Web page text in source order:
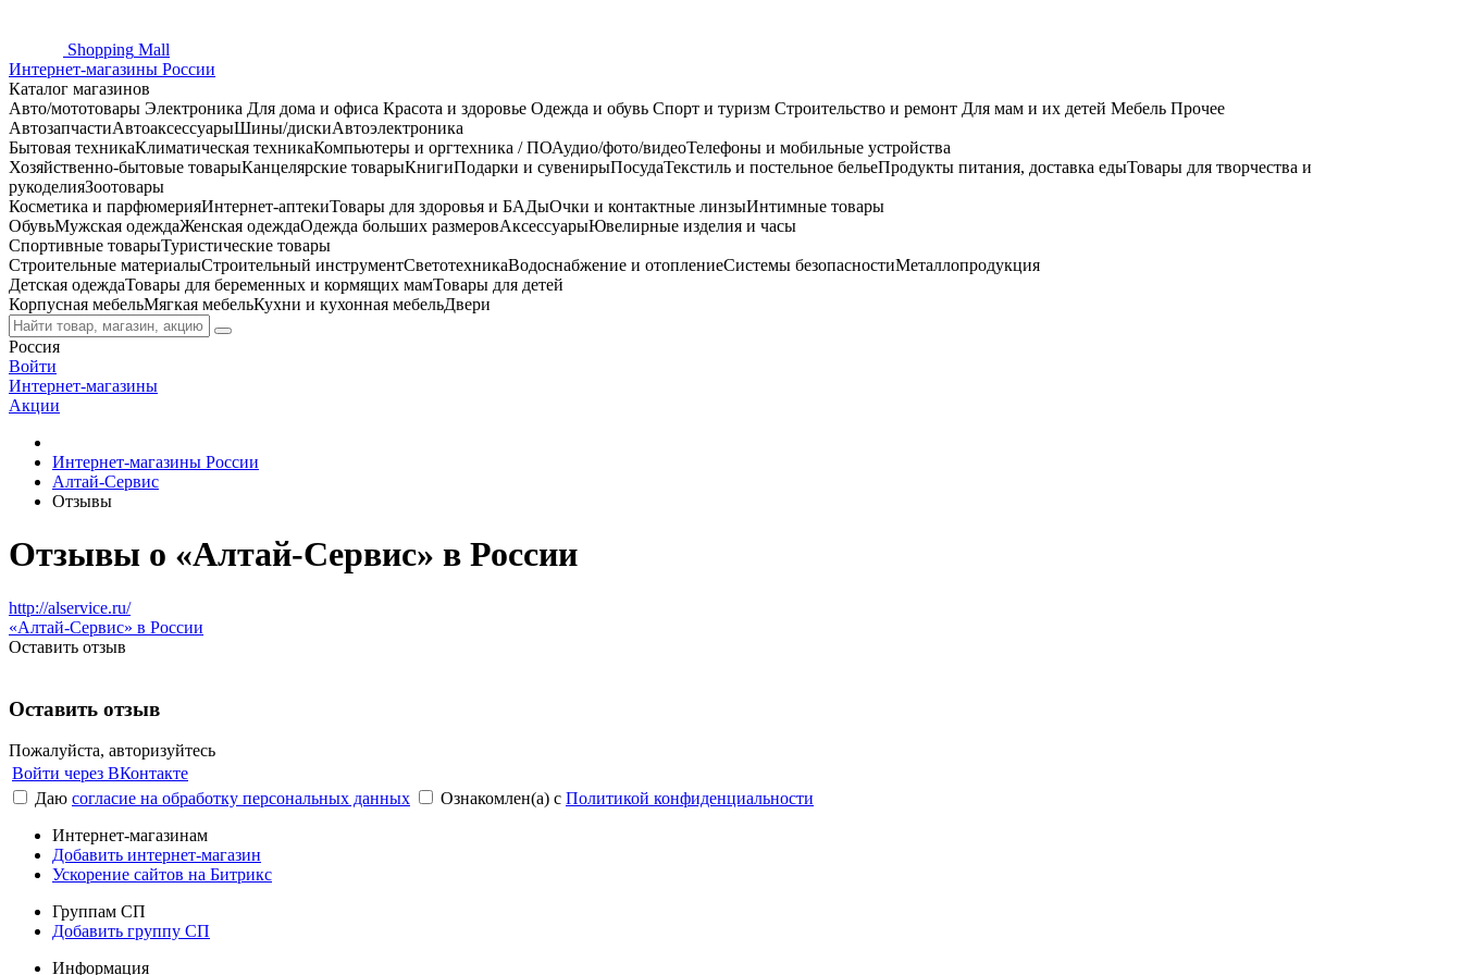
Shopping Mall
Интернет-магазины России
Каталог магазинов
Авто/мототовары Электроника Для дома и офиса Красота и здоровье Одежда и обувь Спорт и туризм Строительство и ремонт Для мам и их детей Мебель Прочее
АвтозапчастиАвтоаксессуарыШины/дискиАвтоэлектроника
Бытовая техникаКлиматическая техникаКомпьютеры и оргтехника / ПОАудио/фото/видеоТелефоны и мобильные устройства
Хозяйственно-бытовые товарыКанцелярские товарыКнигиПодарки и сувенирыПосудаТекстиль и постельное бельеПродукты питания, доставка едыТовары для творчества и
рукоделияЗоотовары
Косметика и парфюмерияИнтернет-аптекиТовары для здоровья и БАДыОчки и контактные линзыИнтимные товары
ОбувьМужская одеждаЖенская одеждаОдежда больших размеровАксессуарыЮвелирные изделия и часы
Спортивные товарыТуристические товары
Строительные материалыСтроительный инструментСветотехникаВодоснабжение и отоплениеСистемы безопасностиМеталлопродукция
Детская одеждаТовары для беременных и кормящих мамТовары для детей
Корпусная мебельМягкая мебельКухни и кухонная мебельДвери
Россия
Войти
Интернет-магазины
Акции
Интернет-магазины России
Алтай-Сервис
Отзывы
Отзывы о «Алтай-Сервис» в России
http://alservice.ru/
«Алтай-Сервис» в России
Оставить отзыв
Оставить отзыв
Пожалуйста, авторизуйтесь
Войти через ВКонтакте
Даю согласие на обработку персональных данных Ознакомлен(а) с Политикой конфиденциальности
Интернет-магазинам
Добавить интернет-магазин
Ускорение сайтов на Битрикс
Группам СП
Добавить группу СП
Информация